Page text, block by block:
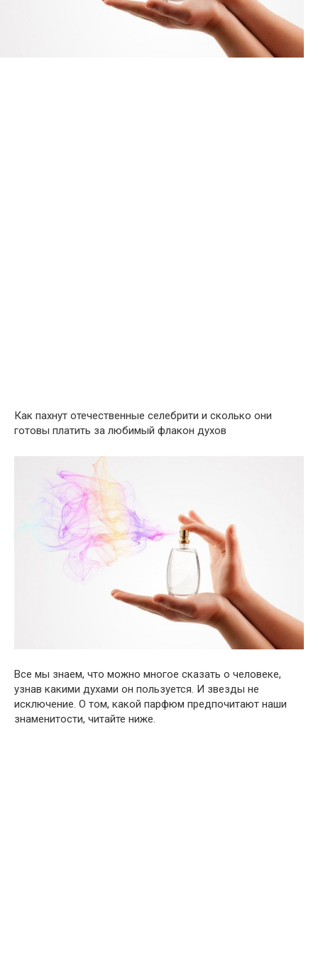
Как пахнут отечественные селебрити и сколько они
готовы платить за любимый флакон духов
Все мы знаем, что можно многое сказать о человеке,
узнав какими духами он пользуется. И звезды не
исключение. О том, какой парфюм предпочитают наши
знаменитости, читайте ниже.